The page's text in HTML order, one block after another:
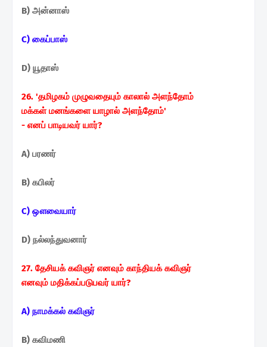
B) அன்னாஸ்
C) கைப்பாஸ்
D) யூதாஸ்
26. 'தமிழகம் முழுவதையும் காலால் அளந்தோம்
மக்கள் மனங்களை யாழால் அளந்தோம்'
- எனப் பாடியவர் யார்?
A) பரணர்
B) கபிலர்
C) ஔவையார்
D) நல்லந்துவனார்
27. தேசியக் கவிஞர் எனவும் காந்தியக் கவிஞர்
எனவும் மதிக்கப்படுபவர் யார்?
A) நாமக்கல் கவிஞர்
B) கவிமணி